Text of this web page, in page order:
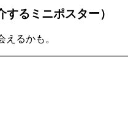
るミニポスター）
えるかも。